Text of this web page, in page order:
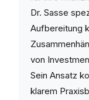
Dr. Sasse
Aufbereitung
von
Sein Ansatz
klarem